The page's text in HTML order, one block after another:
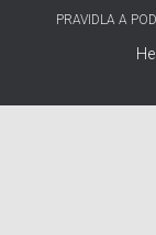
PRAVIDLA A